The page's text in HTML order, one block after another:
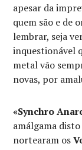
apesar da
quem são e de
lembrar, seja
inquestionável
metal vão
novas, por
«Synchro
amálgama
nortearam os